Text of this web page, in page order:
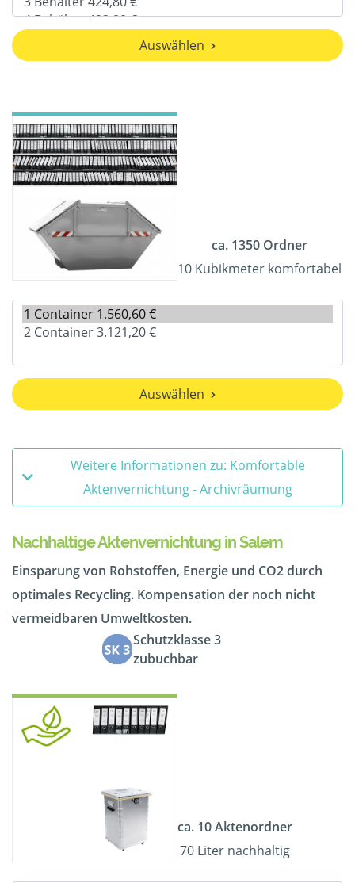
Auswählen
ca. 1350 Ordner
10 Kubikmeter komfortabel
Auswählen
Weitere Informationen zu: Komfortable
Aktenvernichtung - Archivräumung
Nachhaltige Aktenvernichtung in Salem
Einsparung von Rohstoffen, Energie und CO2 durch
optimales Recycling. Kompensation der noch nicht
vermeidbaren Umweltkosten.
Schutzklasse 3
zubuchbar
ca. 10 Aktenordner
70 Liter nachhaltig